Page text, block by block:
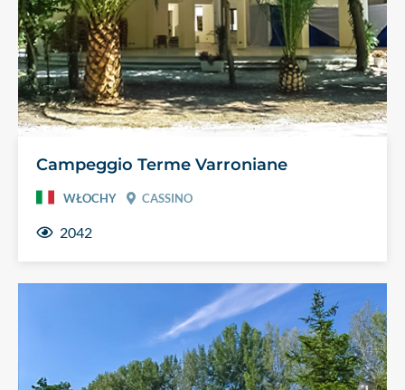
Campeggio Terme Varroniane
WŁOCHY CASSINO
2042